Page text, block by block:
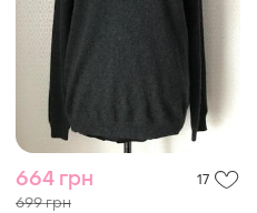
664 грн 17
699 грн